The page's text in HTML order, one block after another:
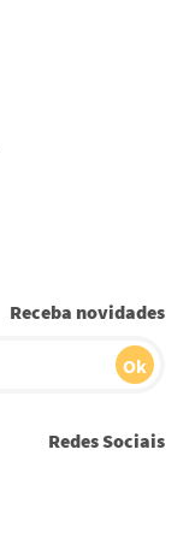
Receba novidades
Redes Sociais